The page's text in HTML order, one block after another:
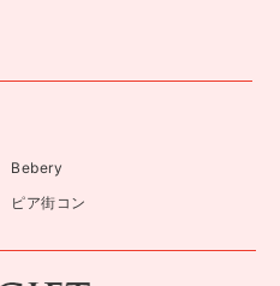
Bebery
ピア街コン